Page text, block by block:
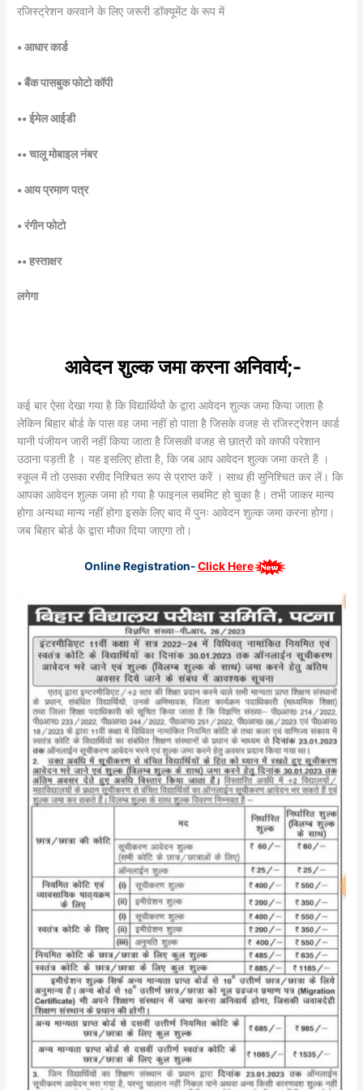
रजिस्ट्रेशन करवाने के लिए जरूरी डॉक्यूमेंट के रूप में
• आधार कार्ड
• बैंक पासबुक फोटो कॉपी
•• ईमेल आईडी
•• चालू मोबाइल नंबर
• आय प्रमाण पत्र
• रंगीन फोटो
•• हस्ताक्षर
लगेगा
आवेदन शुल्क जमा करना अनिवार्य;-
कई बार ऐसा देखा गया है कि विद्यार्थियों के द्वारा आवेदन शुल्क जमा किया जाता है
लेकिन बिहार बोर्ड के पास वह जमा नहीं हो पाता है जिसके वजह से रजिस्ट्रेशन कार्ड
यानी पंजीयन जारी नहीं किया जाता है जिसकी वजह से छात्रों को काफी परेशान
उठाना पड़ती है । यह इसलिए होता है, कि जब आप आवेदन शुल्क जमा करते हैं ।
स्कूल में तो उसका रसीद निश्चित रूप से प्राप्त करें । साथ ही सुनिश्चित कर लें। कि
आपका आवेदन शुल्क जमा हो गया है फाइनल सबमिट हो चुका है। तभी जाकर मान्य
होगा अन्यथा मान्य नहीं होगा इसके लिए बाद में पुनः आवेदन शुल्क जमा करना होगा।
जब बिहार बोर्ड के द्वारा मौका दिया जाएगा तो।
Online Registration-Click Here